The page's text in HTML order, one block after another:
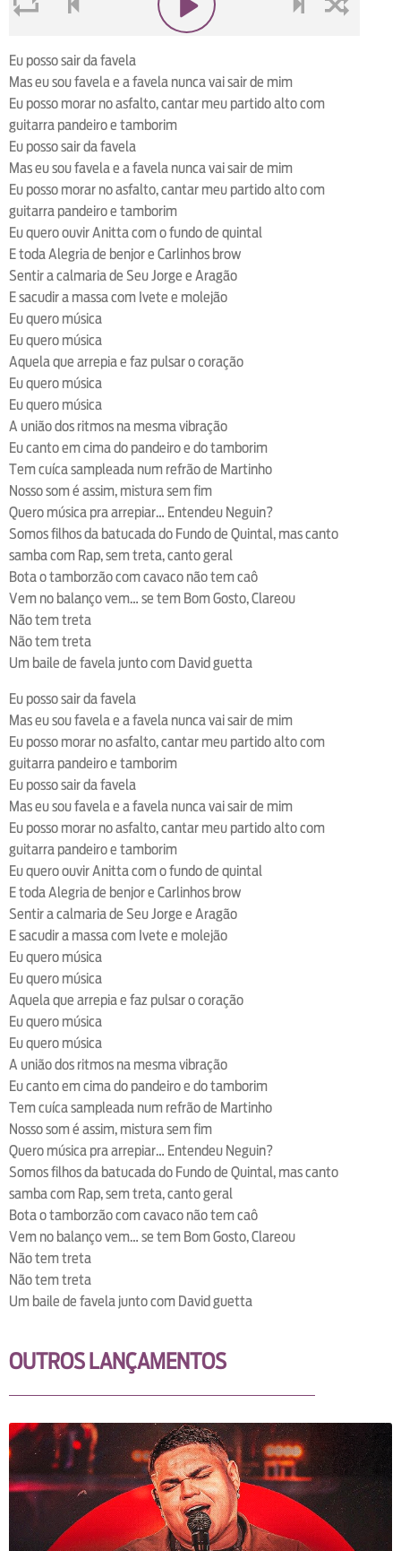
Eu posso sair da favela
Mas eu sou favela e a favela nunca vai sair de mim
Eu posso morar no asfalto, cantar meu partido alto com
guitarra pandeiro e tamborim
Eu posso sair da favela
Mas eu sou favela e a favela nunca vai sair de mim
Eu posso morar no asfalto, cantar meu partido alto com
guitarra pandeiro e tamborim
Eu quero ouvir Anitta com o fundo de quintal
E toda Alegria de benjor e Carlinhos brow
Sentir a calmaria de Seu Jorge e Aragão
E sacudir a massa com Ivete e molejão
Eu quero música
Eu quero música
Aquela que arrepia e faz pulsar o coração
Eu quero música
Eu quero música
A união dos ritmos na mesma vibração
Eu canto em cima do pandeiro e do tamborim
Tem cuíca sampleada num refrão de Martinho
Nosso som é assim, mistura sem fim
Quero música pra arrepiar… Entendeu Neguin?
Somos filhos da batucada do Fundo de Quintal, mas canto
samba com Rap, sem treta, canto geral
Bota o tamborzão com cavaco não tem caô
Vem no balanço vem… se tem Bom Gosto, Clareou
Não tem treta
Não tem treta
Um baile de favela junto com David guetta
Eu posso sair da favela
Mas eu sou favela e a favela nunca vai sair de mim
Eu posso morar no asfalto, cantar meu partido alto com
guitarra pandeiro e tamborim
Eu posso sair da favela
Mas eu sou favela e a favela nunca vai sair de mim
Eu posso morar no asfalto, cantar meu partido alto com
guitarra pandeiro e tamborim
Eu quero ouvir Anitta com o fundo de quintal
E toda Alegria de benjor e Carlinhos brow
Sentir a calmaria de Seu Jorge e Aragão
E sacudir a massa com Ivete e molejão
Eu quero música
Eu quero música
Aquela que arrepia e faz pulsar o coração
Eu quero música
Eu quero música
A união dos ritmos na mesma vibração
Eu canto em cima do pandeiro e do tamborim
Tem cuíca sampleada num refrão de Martinho
Nosso som é assim, mistura sem fim
Quero música pra arrepiar… Entendeu Neguin?
Somos filhos da batucada do Fundo de Quintal, mas canto
samba com Rap, sem treta, canto geral
Bota o tamborzão com cavaco não tem caô
Vem no balanço vem… se tem Bom Gosto, Clareou
Não tem treta
Não tem treta
Um baile de favela junto com David guetta
OUTROS LANÇAMENTOS